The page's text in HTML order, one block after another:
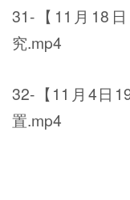
31-【11月18
究.mp4
32-【11月4日
置.mp4